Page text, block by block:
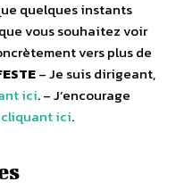
quelques instants
vous souhaitez voir
vers plus de
– Je suis dirigeant,
ici. – J’encourage
ici.